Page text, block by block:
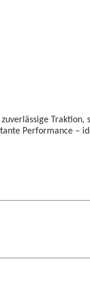
Performance –